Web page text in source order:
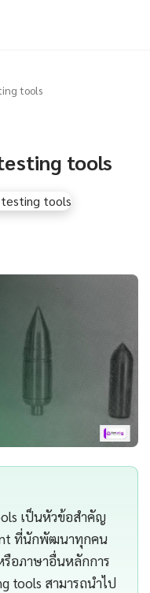
tools
tools
เป็นหัวข้อสำคัญ
ที่นักพัฒนาทุกคน
รือภาษาอื่นหลักการ
tools สามารถนำไป